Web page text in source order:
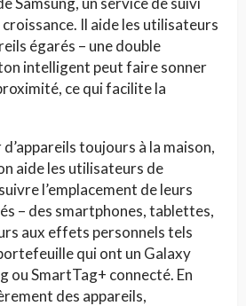
Il aide les utilisateurs
égarés – une double
intelligent peut faire sonner
ce qui facilite la
toujours à la maison,
aide les utilisateurs de
l’emplacement de leurs
– des smartphones, tablettes,
aux effets personnels tels
qui ont un Galaxy
ou SmartTag+ connecté. En
des appareils,